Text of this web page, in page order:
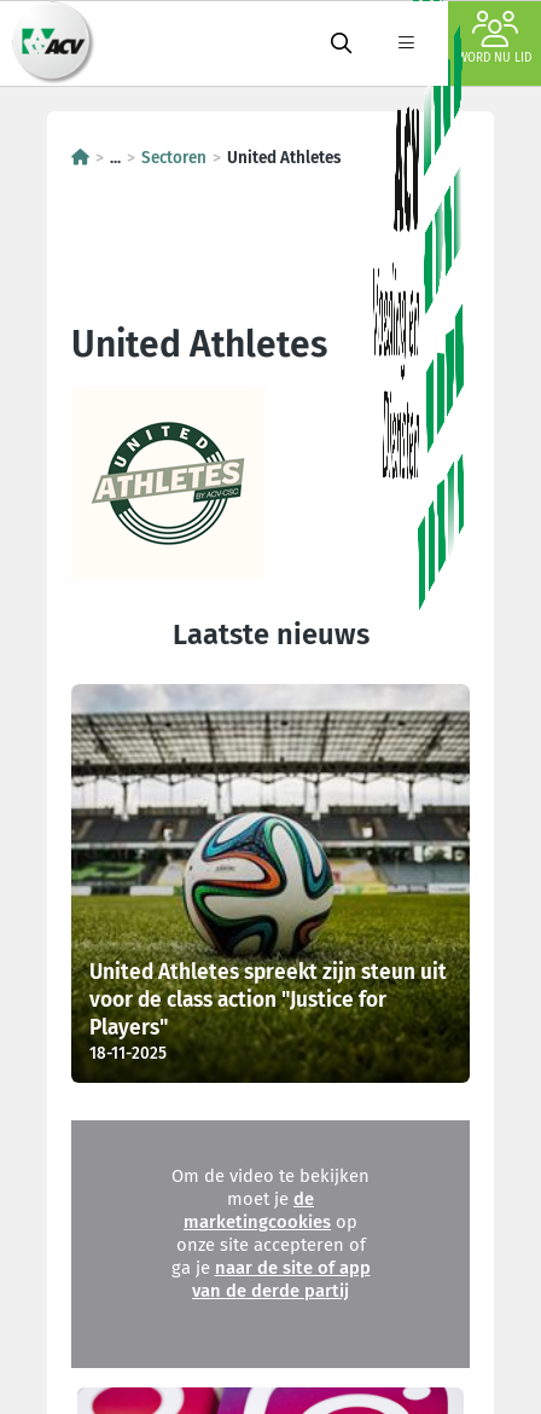
WORD NU LID
... Sectoren United Athletes
United Athletes
Laatste nieuws
United Athletes spreekt zijn steun uit
voor de class action "Justice for
Players"
18-11-2025
Om de video te bekijken
moet je de
marketingcookies op
onze site accepteren of
ga je naar de site of app
van de derde partij